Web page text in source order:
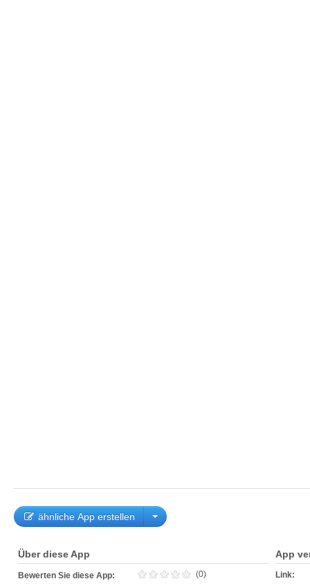
ähnliche App erstellen
Über diese App
Bewerten Sie diese App: (0)
App
Link: